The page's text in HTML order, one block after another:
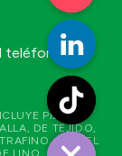
teléfono
PIEZAS
DE TEJIDO,
NÍQUEL
LINO.